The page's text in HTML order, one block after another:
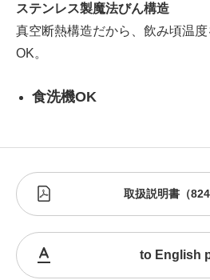
ステンレス製魔法びん構造
真空断熱構造だから、飲み頃温
OK。
食洗機OK
取扱説明書 （
to English